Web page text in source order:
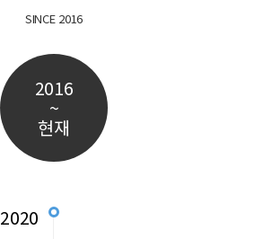
SINCE 2016
2016
~
현재
2020